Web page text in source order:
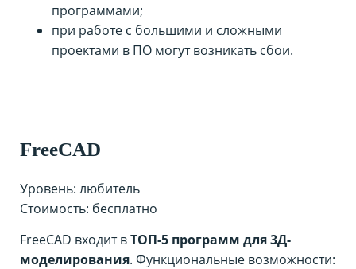
программами;
при работе с большими и сложными
проектами в ПО могут возникать сбои.
FreeCAD
Уровень: любитель
Стоимость: бесплатно
FreeCAD входит вТОП-5 программ для 3Д-
моделирования. Функциональные возможности: